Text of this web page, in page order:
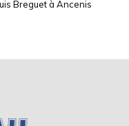
Breguet à Ancenis